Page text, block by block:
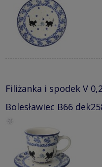
Filiżanka i spodek V
Bolesławiec B66